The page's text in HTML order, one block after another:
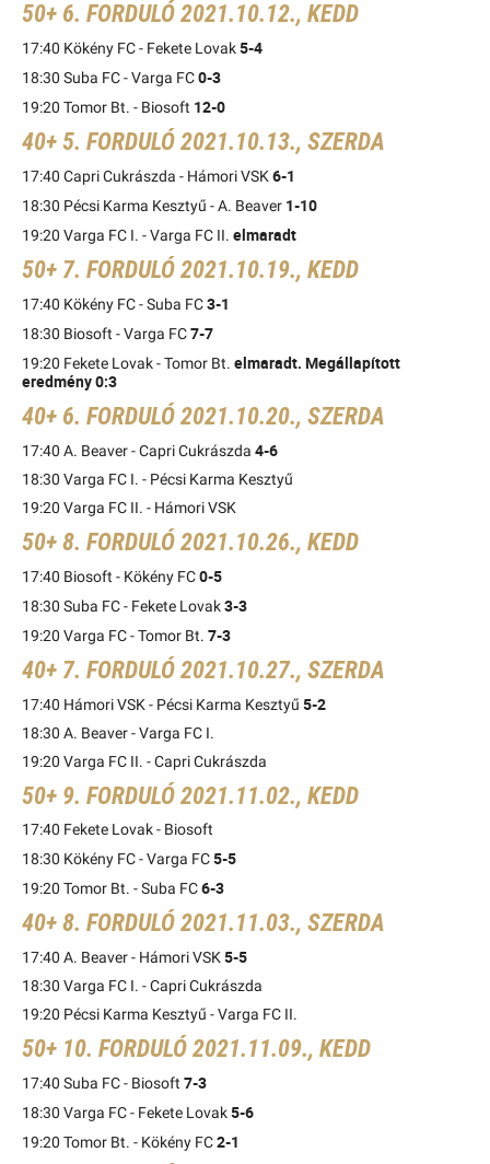
50+ 6. FORDULÓ 2021.10.12., KEDD
17:40 Kökény FC - Fekete Lovak5-4
18:30 Suba FC - Varga FC0-3
19:20 Tomor Bt. - Biosoft 12-0
40+ 5. FORDULÓ 2021.10.13., SZERDA
17:40 Capri Cukrászda - Hámori VSK6-1
18:30 Pécsi Karma Kesztyű - A. Beaver 1-10
19:20 Varga FC I. - Varga FC II. elmaradt
50+ 7. FORDULÓ 2021.10.19., KEDD
17:40 Kökény FC - Suba FC3-1
18:30 Biosoft - Varga FC7-7
19:20 Fekete Lovak - Tomor Bt. elmaradt. Megállapított
eredmény 0:3
40+ 6. FORDULÓ 2021.10.20., SZERDA
17:40 A. Beaver - Capri Cukrászda 4-6
18:30 Varga FC I. - Pécsi Karma Kesztyű
19:20 Varga FC II. - Hámori VSK
50+ 8. FORDULÓ 2021.10.26., KEDD
17:40 Biosoft - Kökény FC0-5
18:30 Suba FC - Fekete Lovak3-3
19:20 Varga FC - Tomor Bt. 7-3
40+ 7. FORDULÓ 2021.10.27., SZERDA
17:40 Hámori VSK - Pécsi Karma Kesztyű 5-2
18:30 A. Beaver - Varga FC I.
19:20 Varga FC II. - Capri Cukrászda
50+ 9. FORDULÓ 2021.11.02., KEDD
17:40 Fekete Lovak - Biosoft
18:30 Kökény FC - Varga FC5-5
19:20 Tomor Bt. - Suba FC6-3
40+ 8. FORDULÓ 2021.11.03., SZERDA
17:40 A. Beaver - Hámori VSK5-5
18:30 Varga FC I. - Capri Cukrászda
19:20 Pécsi Karma Kesztyű - Varga FC II.
50+ 10. FORDULÓ 2021.11.09., KEDD
17:40 Suba FC - Biosoft 7-3
18:30 Varga FC - Fekete Lovak5-6
19:20 Tomor Bt. - Kökény FC2-1